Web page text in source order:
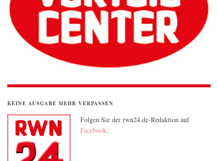
KEINE AUSGABE MEHR VERPASSEN
Folgen Sie der rwn24.de-Redaktion auf
Facebook.